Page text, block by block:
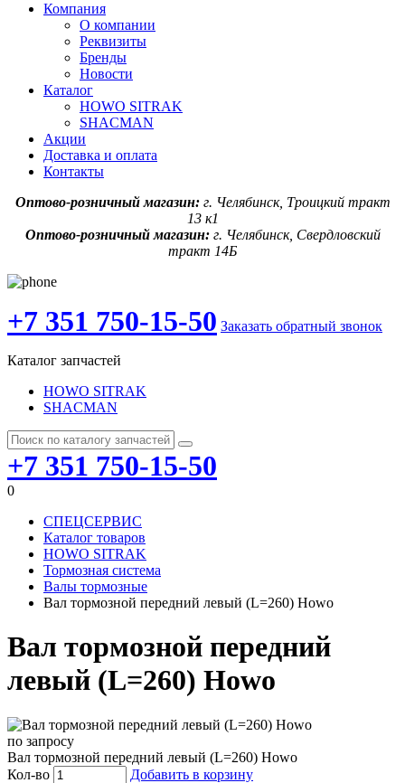
Компания
О компании
Реквизиты
Бренды
Новости
Каталог
HOWO SITRAK
SHACMAN
Акции
Доставка и оплата
Контакты
Оптово-розничный магазин: г. Челябинск, Троицкий тракт
13 к1
Оптово-розничный магазин:г. Челябинск, Свердловский
тракт 14Б
+7 351 750-15-50 Заказать обратный звонок
Каталог запчастей
HOWO SITRAK
SHACMAN
+7 351 750-15-50
0
СПЕЦСЕРВИС
Каталог товаров
HOWO SITRAK
Тормозная система
Валы тормозные
Вал тормозной передний левый (L=260) Howo
Вал тормозной передний
левый (L=260) Howo
по запросу
Вал тормозной передний левый (L=260) Howo
Кол-во
Добавить в корзину